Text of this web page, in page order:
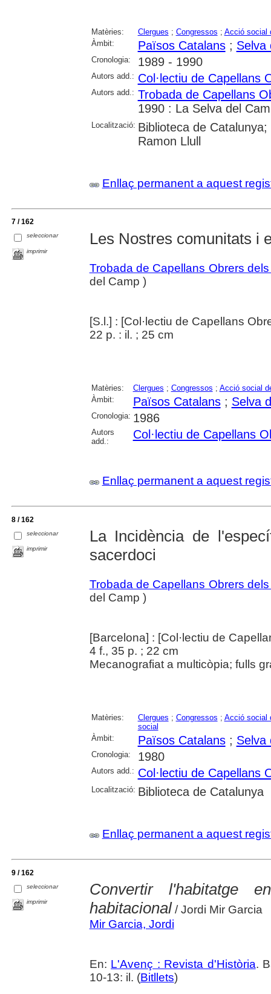
Matèries: Clergues ; Congressos ; Acció social
Àmbit:
Països Catalans; Selva
Cronologia: 1989 - 1990
Autors add.: Col·lectiu de Capellans
Autors add.: Trobada de Capellans
1990 : La Selva del
Localització: Biblioteca de
Ramon Llull
Enllaç permanent a aquest
7 / 162
seleccionar
imprimir
Les Nostres comunitats i
Trobada de Capellans Obrers
del Camp )
[S.l.] : [Col·lectiu de Capellans
22 p. : il. ; 25 cm
Matèries: Clergues ; Congressos ; Acció social
Àmbit:
Països Catalans; Selva
Cronologia: 1986
Autors
add.:
Col·lectiu de Capellans
Enllaç permanent a aquest
8 / 162
seleccionar
imprimir
La Incidència de
sacerdoci
Trobada de Capellans Obrers
del Camp )
[Barcelona] : [Col·lectiu de
4 f., 35 p. ; 22 cm
Mecanografiat a multicòpia; fulls
Matèries: Clergues ; Congressos ; Acció social
social
Àmbit:
Països Catalans; Selva
Cronologia: 1980
Autors add.: Col·lectiu de Capellans
Localització: Biblioteca de Catalunya
Enllaç permanent a aquest
9 / 162
seleccionar
imprimir
Convertir l'habitatge
habitacional/ Jordi Mir Garcia
Mir Garcia, Jordi
En: L'Avenç : Revista d'Història.
10-13: il. (Bitllets)